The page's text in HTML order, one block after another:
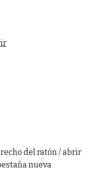
del ratón / abrir
nueva